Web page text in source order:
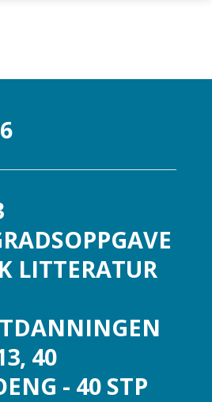
LITTERATUR
40
- 40 STP